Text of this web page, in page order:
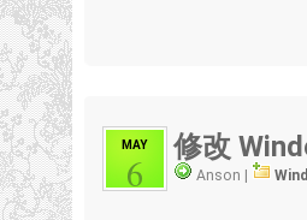
MAY
6
修改
Anson |